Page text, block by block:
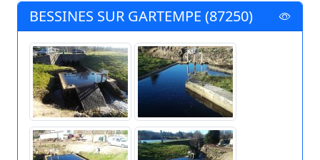
BESSINES SUR GARTEMPE (87250)